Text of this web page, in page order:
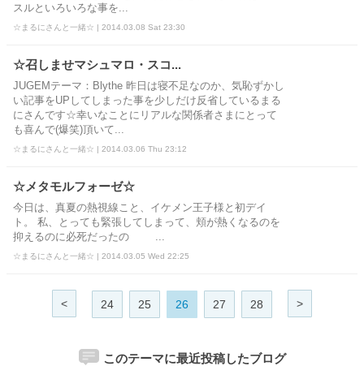
スルといろいろな事を...
☆まるにさんと一緒☆ | 2014.03.08 Sat 23:30
☆召しませマシュマロ・スコ...
JUGEMテーマ：Blythe 昨日は寝不足なのか、気恥ずかし
い記事をUPしてしまった事を少しだけ反省しているまる
にさんです☆幸いなことにリアルな関係者さまにとって
も喜んで(爆笑)頂いて...
☆まるにさんと一緒☆ | 2014.03.06 Thu 23:12
☆メタモルフォーゼ☆
今日は、真夏の熱視線こと、イケメン王子様と初デイ
ト。 私、とっても緊張してしまって、頬が熱くなるのを
抑えるのに必死だったの ...
☆まるにさんと一緒☆ | 2014.03.05 Wed 22:25
< 24 25 26 27 28 >
このテーマに最近投稿したブログ